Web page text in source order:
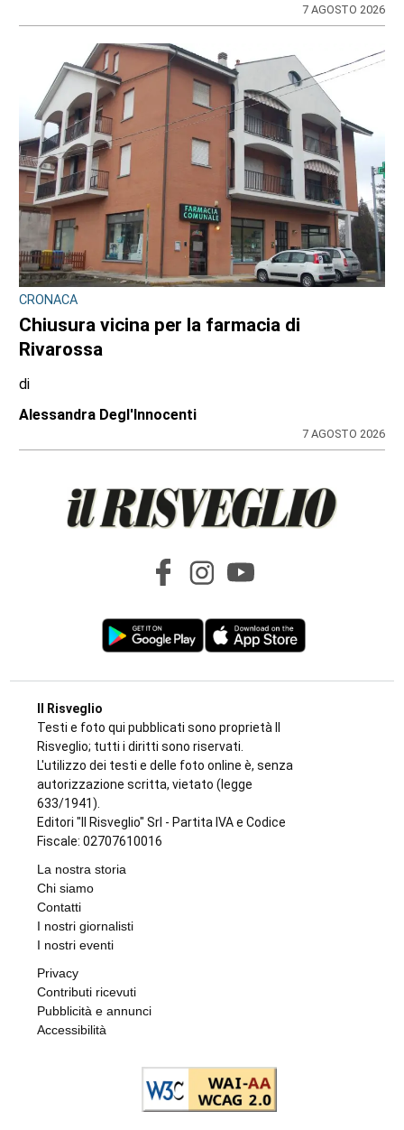
7 AGOSTO 2026
CRONACA
Chiusura vicina per la farmacia di
Rivarossa
di
Alessandra Degl'Innocenti
7 AGOSTO 2026
Il Risveglio
Testi e foto qui pubblicati sono proprietà Il
Risveglio; tutti i diritti sono riservati.
L'utilizzo dei testi e delle foto online è, senza
autorizzazione scritta, vietato (legge
633/1941).
Editori "Il Risveglio" Srl - Partita IVA e Codice
Fiscale: 02707610016
La nostra storia
Chi siamo
Contatti
I nostri giornalisti
I nostri eventi
Privacy
Contributi ricevuti
Pubblicità e annunci
Accessibilità